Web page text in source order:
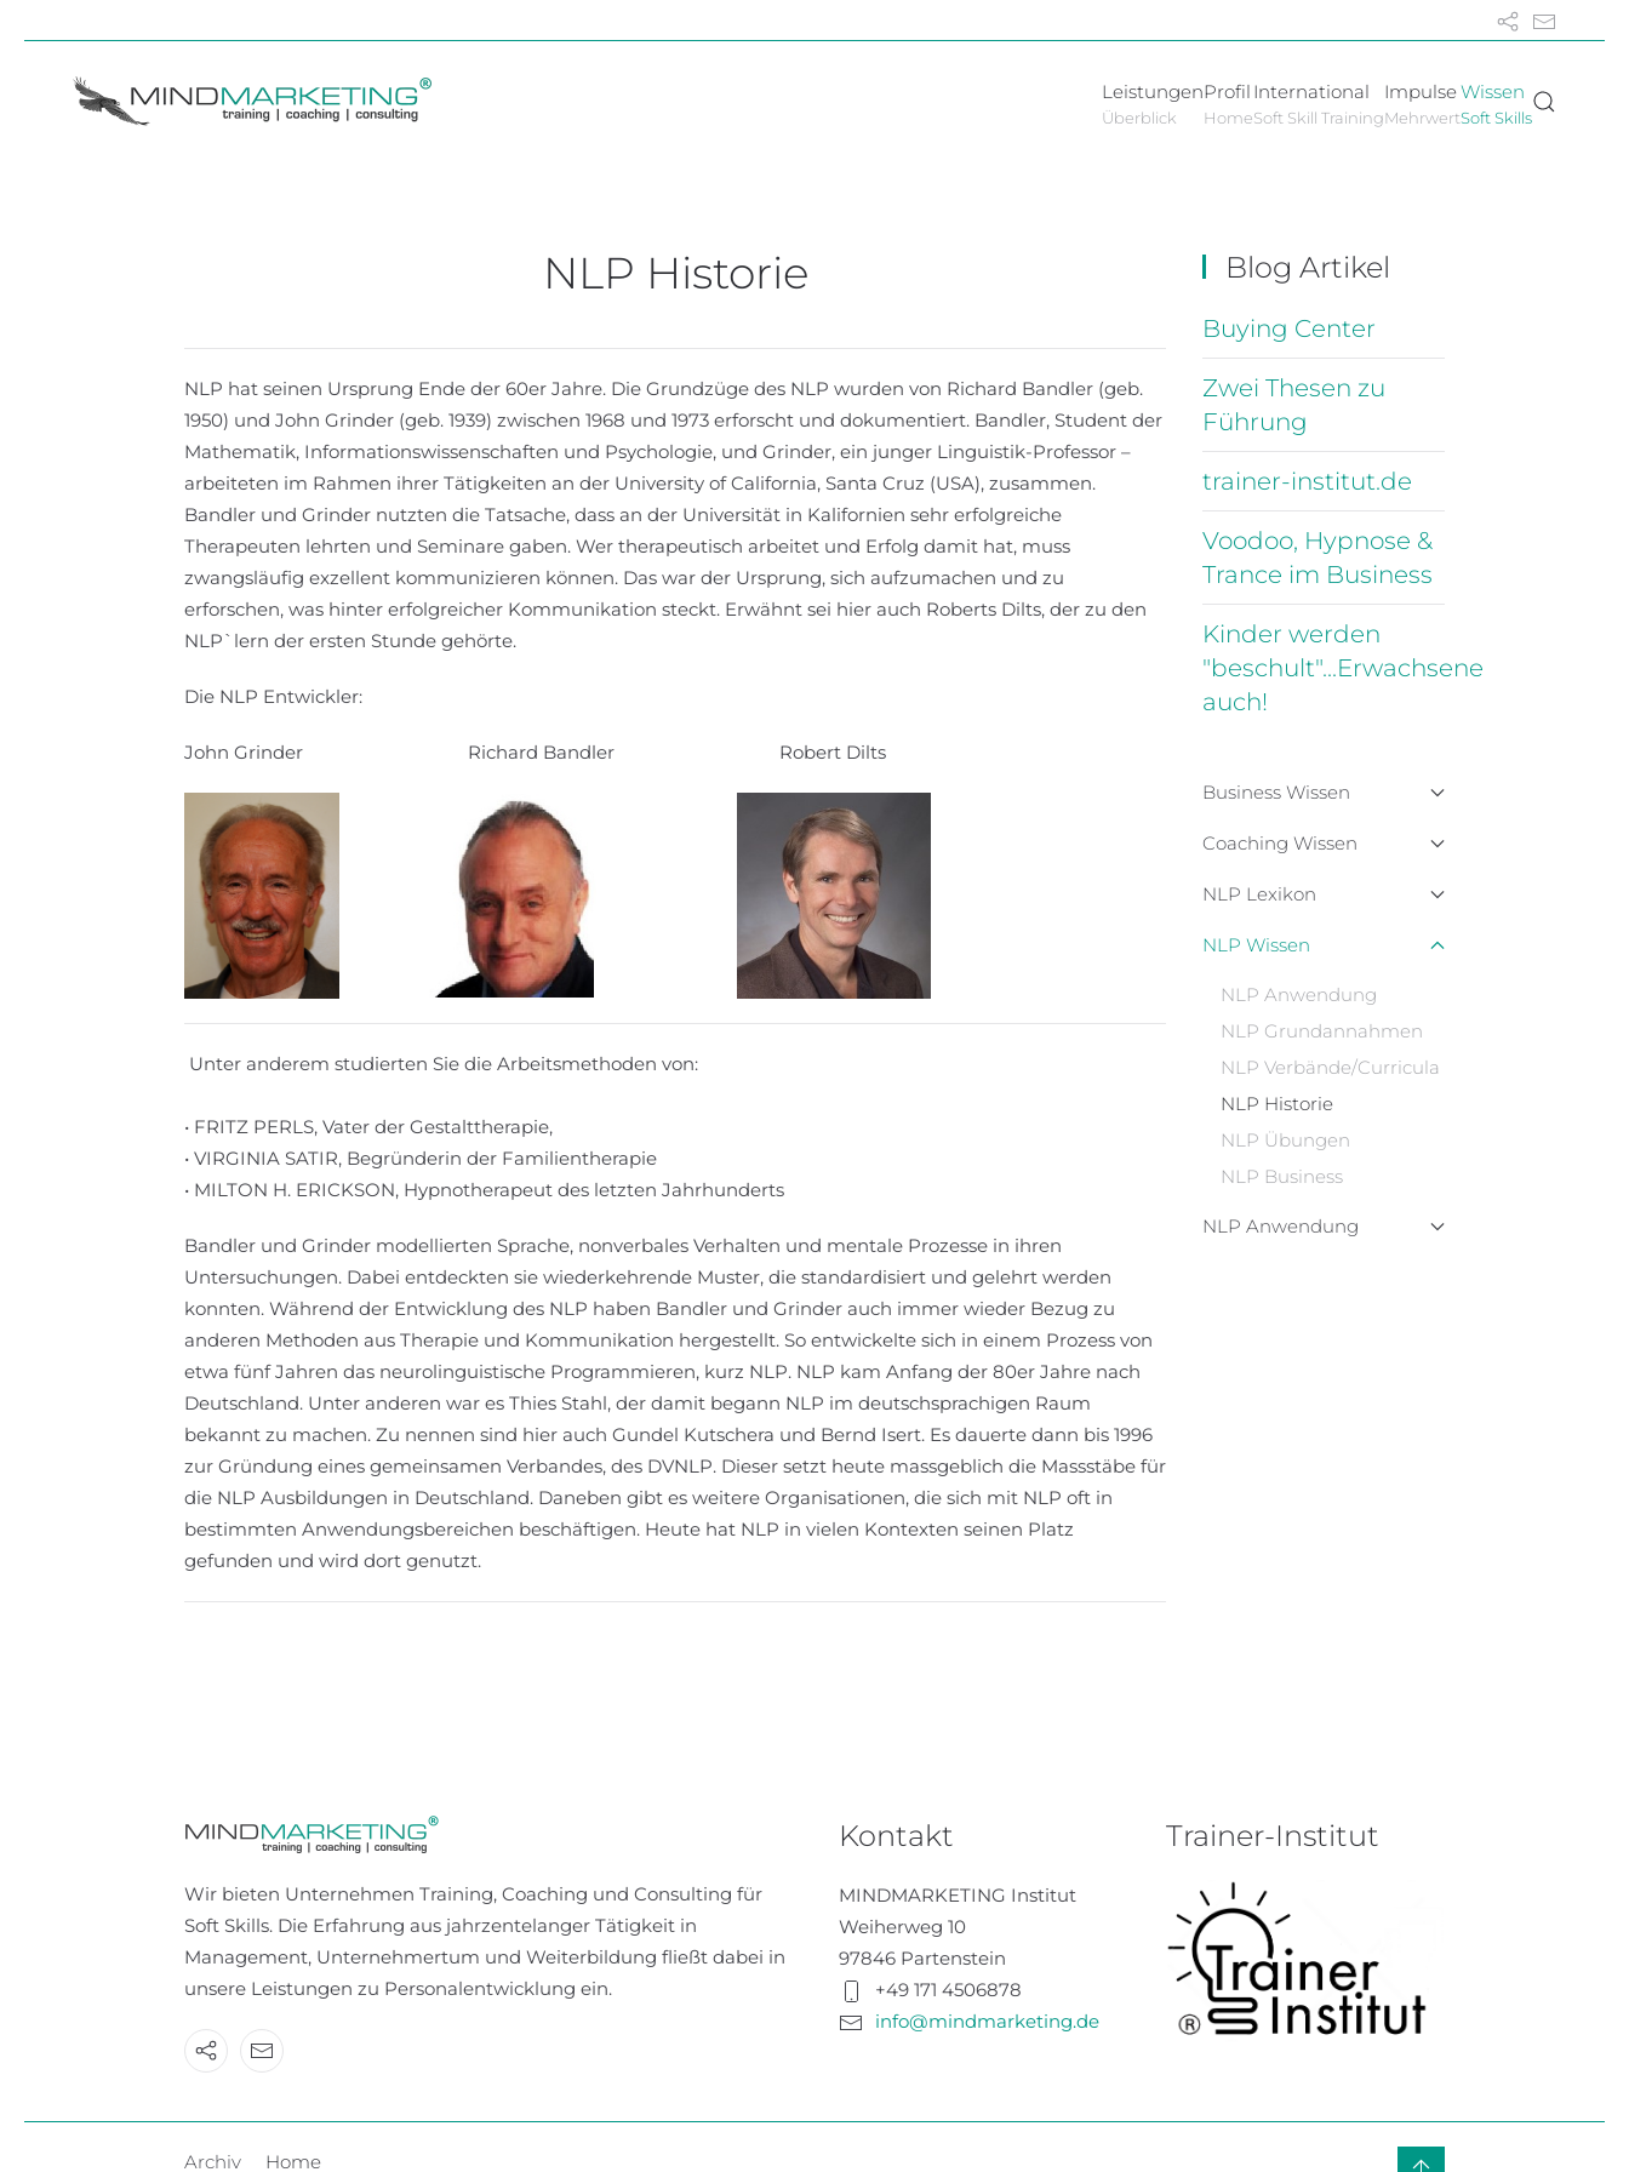
Leistungen
Überblick
Profil
Home
International
Soft Skill Training
Impulse
Mehrwert
Wissen
Soft Skills
NLP Historie
NLP hat seinen Ursprung Ende der 60er Jahre. Die Grundzüge des NLP wurden von Richard Bandler (geb.
1950) und John Grinder (geb. 1939) zwischen 1968 und 1973 erforscht und dokumentiert. Bandler, Student der
Mathematik, Informationswissenschaften und Psychologie, und Grinder, ein junger Linguistik-Professor –
arbeiteten im Rahmen ihrer Tätigkeiten an der University of California, Santa Cruz (USA), zusammen.
Bandler und Grinder nutzten die Tatsache, dass an der Universität in Kalifornien sehr erfolgreiche
Therapeuten lehrten und Seminare gaben. Wer therapeutisch arbeitet und Erfolg damit hat, muss
zwangsläufig exzellent kommunizieren können. Das war der Ursprung, sich aufzumachen und zu
erforschen, was hinter erfolgreicher Kommunikation steckt. Erwähnt sei hier auch Roberts Dilts, der zu den
NLP`lern der ersten Stunde gehörte.
Die NLP Entwickler:
John Grinder Richard Bandler Robert Dilts
Unter anderem studierten Sie die Arbeitsmethoden von:
• FRITZ PERLS, Vater der Gestalttherapie,
• VIRGINIA SATIR, Begründerin der Familientherapie
• MILTON H. ERICKSON, Hypnotherapeut des letzten Jahrhunderts
Bandler und Grinder modellierten Sprache, nonverbales Verhalten und mentale Prozesse in ihren
Untersuchungen. Dabei entdeckten sie wiederkehrende Muster, die standardisiert und gelehrt werden
konnten. Während der Entwicklung des NLP haben Bandler und Grinder auch immer wieder Bezug zu
anderen Methoden aus Therapie und Kommunikation hergestellt. So entwickelte sich in einem Prozess von
etwa fünf Jahren das neurolinguistische Programmieren, kurz NLP. NLP kam Anfang der 80er Jahre nach
Deutschland. Unter anderen war es Thies Stahl, der damit begann NLP im deutschsprachigen Raum
bekannt zu machen. Zu nennen sind hier auch Gundel Kutschera und Bernd Isert. Es dauerte dann bis 1996
zur Gründung eines gemeinsamen Verbandes, des DVNLP. Dieser setzt heute massgeblich die Massstäbe für
die NLP Ausbildungen in Deutschland. Daneben gibt es weitere Organisationen, die sich mit NLP oft in
bestimmten Anwendungsbereichen beschäftigen. Heute hat NLP in vielen Kontexten seinen Platz
gefunden und wird dort genutzt.
Blog Artikel
Buying Center
Zwei Thesen zu
Führung
trainer-institut.de
Voodoo, Hypnose &
Trance im Business
Kinder werden
"beschult"...Erwachsene
auch!
Business Wissen
Coaching Wissen
NLP Lexikon
NLP Wissen
NLP Anwendung
NLP Grundannahmen
NLP Verbände/Curricula
NLP Historie
NLP Übungen
NLP Business
NLP Anwendung
Wir bieten Unternehmen Training, Coaching und Consulting für
Soft Skills. Die Erfahrung aus jahrzentelanger Tätigkeit in
Management, Unternehmertum und Weiterbildung fließt dabei in
unsere Leistungen zu Personalentwicklung ein.
Kontakt
MINDMARKETING Institut
Weiherweg 10
97846 Partenstein
+49 171 4506878
info@mindmarketing.de
Trainer-Institut
Archiv Home